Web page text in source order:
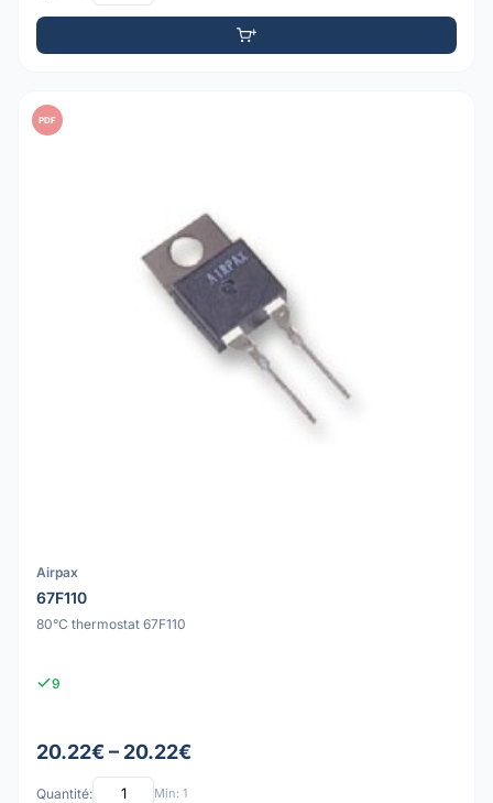
PDF
Airpax
67F110
80°C thermostat 67F110
9
20.22€ – 20.22€
Quantité: Min: 1